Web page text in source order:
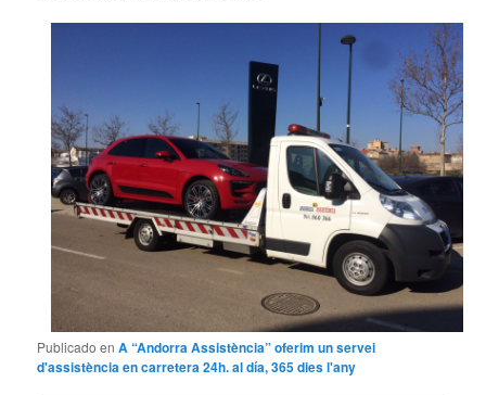
Publicado en A “Andorra Assistència” oferim un servei
d'assistència en carretera 24h. al día, 365 dies l'any